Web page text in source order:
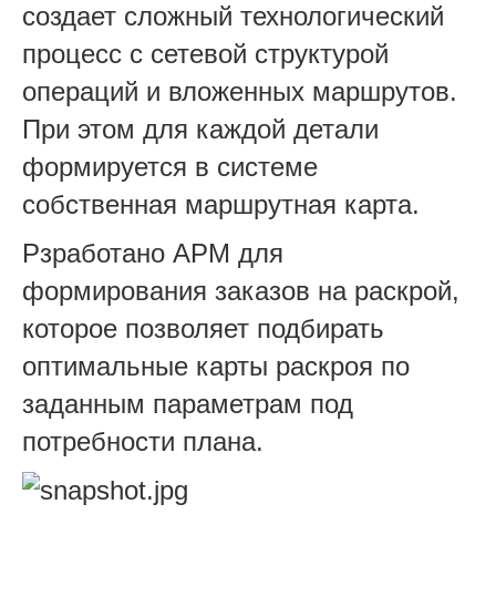
создает сложный технологический
процесс с сетевой структурой
операций и вложенных маршрутов.
При этом для каждой детали
формируется в системе
собственная маршрутная карта.
Рзработано АРМ для
формирования заказов на раскрой,
которое позволяет подбирать
оптимальные карты раскроя по
заданным параметрам под
потребности плана.